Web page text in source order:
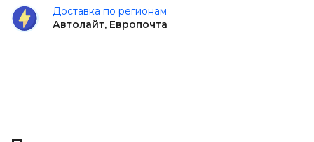
Доставка по регионам
Автолайт, Европочта